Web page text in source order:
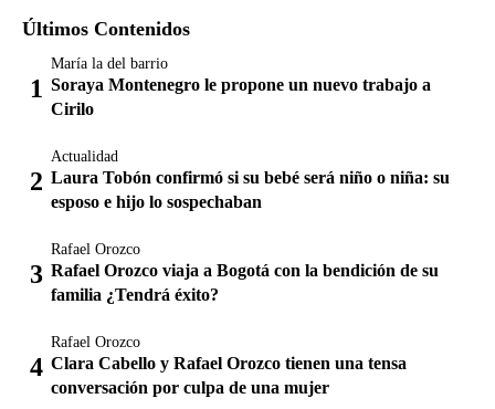
Últimos Contenidos
María la del barrio
Soraya Montenegro le propone un nuevo trabajo a
Cirilo
Actualidad
Laura Tobón confirmó si su bebé será niño o niña: su
esposo e hijo lo sospechaban
Rafael Orozco
Rafael Orozco viaja a Bogotá con la bendición de su
familia ¿Tendrá éxito?
Rafael Orozco
Clara Cabello y Rafael Orozco tienen una tensa
conversación por culpa de una mujer